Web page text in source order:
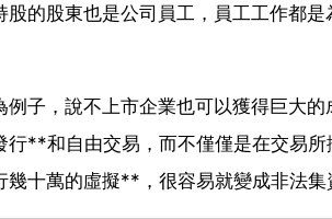
股的股東也是公司員工，員工工作都
例子，說不上市企業也可以獲得巨大
行**和自由交易，而不僅僅是在交易
十萬的虛擬**，很容易就變成非法集